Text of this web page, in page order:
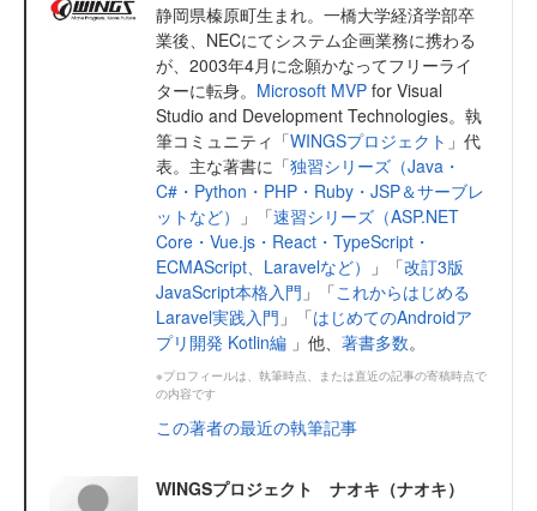
静岡県榛原町生まれ。一橋大学経済学部卒
業後、NECにてシステム企画業務に携わる
が、2003年4月に念願かなってフリーライ
ターに転身。 Microsoft MVP for Visual
Studio and Development Technologies。執
筆コミュニティ「WINGSプロジェクト 」代
表。主な著書に「独習シリーズ（Java・
C#・Python・PHP・Ruby・JSP＆サーブレ
ットなど）
」「速習シリーズ（ASP.NET
Core・Vue.js・React・TypeScript・
ECMAScript、Laravelなど）
」「改訂3版
JavaScript本格入門 」「これからはじめる
Laravel実践入門 」「はじめてのAndroidア
プリ開発 Kotlin編 」他、 著書多数。
※プロフィールは、執筆時点、または直近の記事の寄稿時点で
の内容です
この著者の最近の執筆記事
WINGSプロジェクト ナオキ（ナオキ）